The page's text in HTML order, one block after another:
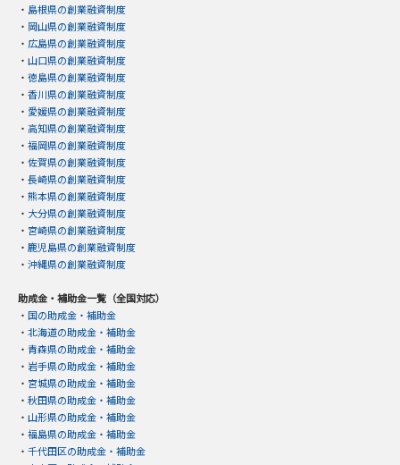
・ 島根県の創業融資制度
・ 岡山県の創業融資制度
・ 広島県の創業融資制度
・ 山口県の創業融資制度
・ 徳島県の創業融資制度
・ 香川県の創業融資制度
・ 愛媛県の創業融資制度
・ 高知県の創業融資制度
・ 福岡県の創業融資制度
・ 佐賀県の創業融資制度
・ 長崎県の創業融資制度
・ 熊本県の創業融資制度
・ 大分県の創業融資制度
・ 宮崎県の創業融資制度
・ 鹿児島県の創業融資制度
・ 沖縄県の創業融資制度
助成金・補助金一覧（全国対応）
・ 国の助成金・補助金
・ 北海道の助成金・補助金
・ 青森県の助成金・補助金
・ 岩手県の助成金・補助金
・ 宮城県の助成金・補助金
・ 秋田県の助成金・補助金
・ 山形県の助成金・補助金
・ 福島県の助成金・補助金
・ 千代田区の助成金・補助金